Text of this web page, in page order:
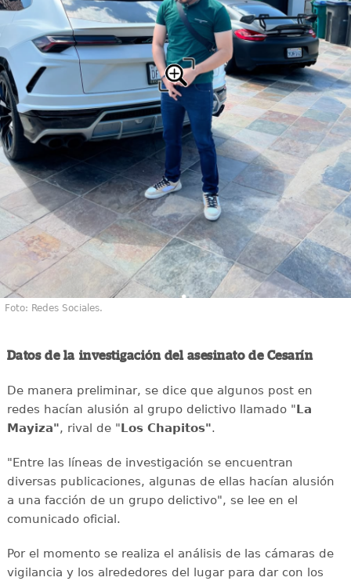
Foto: Redes Sociales.
Datos de la investigación del asesinato de Cesarín
De manera preliminar, se dice que algunos post en
redes hacían alusión al grupo delictivo llamado "La
Mayiza", rival de "Los Chapitos".
"Entre las líneas de investigación se encuentran
diversas publicaciones, algunas de ellas hacían alusión
a una facción de un grupo delictivo", se lee en el
comunicado oficial.
Por el momento se realiza el análisis de las cámaras de
vigilancia y los alrededores del lugar para dar con los